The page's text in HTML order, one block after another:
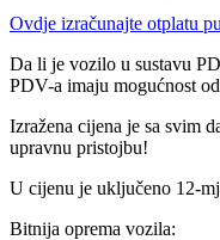
Ovdje izračunajte otplatu
Da li je vozilo u sustavu
PDV-a imaju mogućnost
Izražena cijena je sa svim
upravnu pristojbu!
U cijenu je uključeno 12-
Bitnija oprema vozila: